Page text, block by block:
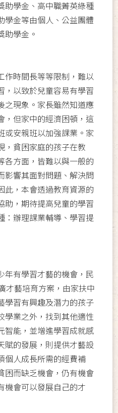
助學金、高中職菁英綠種
學金等由個人、公益團體
助學金。
作時間長等等限制，難以
，以致於兒童容易有學習
之現象。家長雖然知道應
，但家中的經濟困頓，這
或安親班以加強課業。家
，貧困家庭的孩子在教
各方面，皆難以與一般的
影響其面對問題、解決問
此，本會透過教育資源的
助，期待提高兒童的學習
：辦理課業輔導、學習提
年有學習才藝的機會，民
才藝培育方案，由家扶中
學習有興趣及潛力的孩子
學業之外，找到其他適性
智能，並增進學習成就感
賦的發展，則提供才藝設
個人成長所需的經費補
困而缺乏機會，仍有機會
機會可以發展自己的才